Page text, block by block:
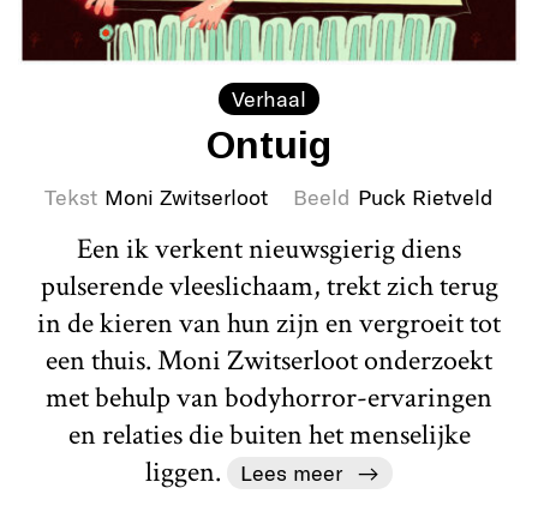
Verhaal
Ontuig
Tekst Moni Zwitserloot Beeld Puck Rietveld
Een ik verkent nieuwsgierig diens
pulserende vleeslichaam, trekt zich terug
in de kieren van hun zijn en vergroeit tot
een thuis. Moni Zwitserloot onderzoekt
met behulp van bodyhorror-ervaringen
en relaties die buiten het menselijke
liggen.
Lees meer